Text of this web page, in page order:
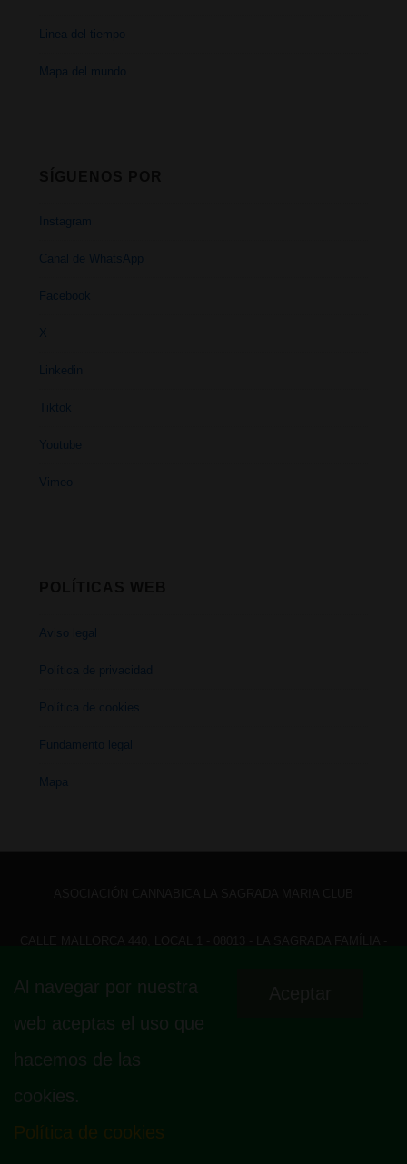
Linea del tiempo
Mapa del mundo
Instagram
Canal de WhatsApp
Facebook
X
Linkedin
Tiktok
Youtube
Vimeo
Aviso legal
Política de privacidad
Política de cookies
Fundamento legal
Mapa
Menú
pie
de
página
Fundamento legal
© 2026 La Sagrada Maria Club
Al navegar por nuestra
web aceptas el uso que
hacemos de las
cookies.
Política de cookies